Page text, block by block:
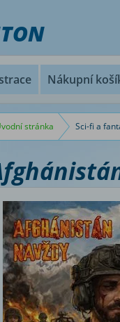
Nákupní
stránka Sci-fi a